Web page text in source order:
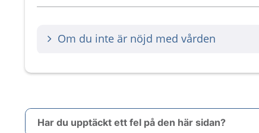
Om du inte är nöjd med vården
Har du upptäckt ett fel på den här sidan?